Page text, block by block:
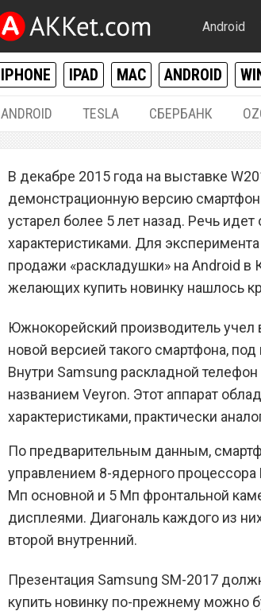
Android
IPHONE IPAD MAC ANDROID
ANDROID TESLA СБЕРБАНК
Samsung
Galaxy S7
В декабре 2015 года на выставке
демонстрационную версию
устарел более 5 лет назад. Речь
характеристиками. Для
продажи «раскладушки» на Android в
желающих купить новинку нашлось
Южнокорейский производитель учел
новой версией такого смартфона,
Внутри Samsung раскладной
названием Veyron. Этот аппарат
характеристиками, практически
По предварительным данным,
управлением 8-ядерного процессора
Мп основной и 5 Мп фронтальной
дисплеями. Диагональ каждого из
второй внутренний.
Презентация Samsung SM-2017
купить новинку по-прежнему можно